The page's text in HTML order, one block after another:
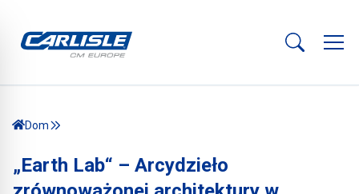
Dom
„Earth Lab“ – Arcydzieło